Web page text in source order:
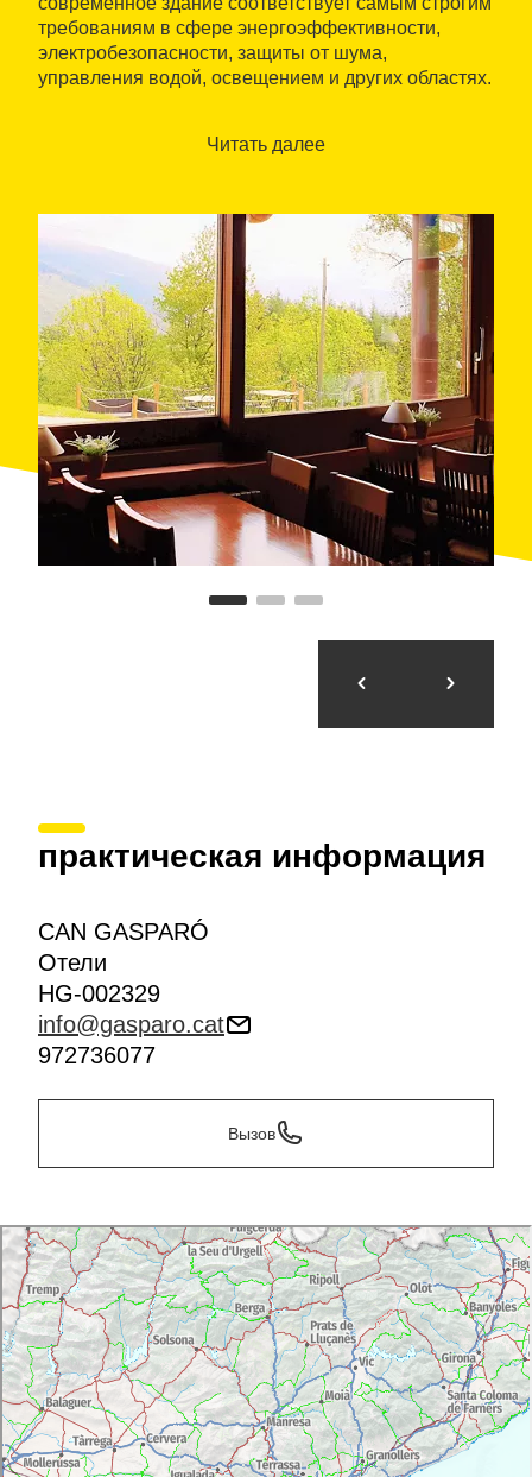
требованиям в сфере энергоэффективности,
электробезопасности, защиты от шума,
управления водой, освещением и других областях.
живописными видами, в каждом из которых есть
Здоровому и отдыху способствует и продуманная
изоляция от электромагнитного излучения. В
местном ресторане готовят блюда только из
экологичных продуктов, выращенных на
собственном огороде или купленных у
проверенных производителей.
Читать далее
практическая информация
CAN GASPARÓ
Отели
HG-002329
info@gasparo.cat
972736077
Вызов